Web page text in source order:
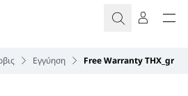
Εγγύηση Free Warranty THX_gr